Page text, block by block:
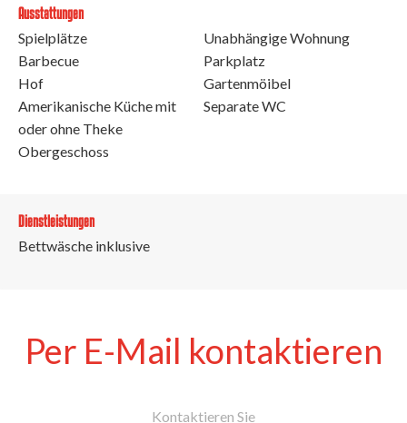
Ausstattungen
Spielplätze
Barbecue
Hof
Amerikanische Küche mit
oder ohne Theke
Obergeschoss
Unabhängige Wohnung
Parkplatz
Gartenmöibel
Separate WC
Dienstleistungen
Bettwäsche inklusive
Per E-Mail kontaktieren
Kontaktieren Sie